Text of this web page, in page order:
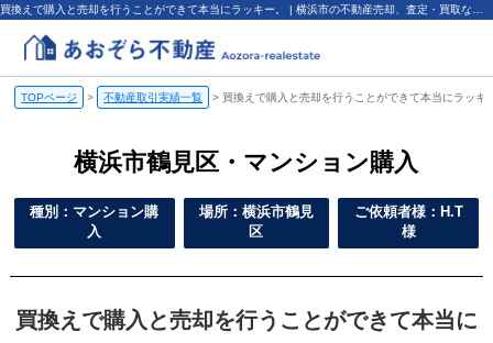
TOPページ > 不動産取引実績一覧 > 買換えで購入と売却を行うことができて本当にラッキ
横浜市鶴見区・マンション購入
種別：マンション購
入
場所：横浜市鶴見
区
ご依頼者様：H.T
様
買換えで購入と売却を行うことができて本当に